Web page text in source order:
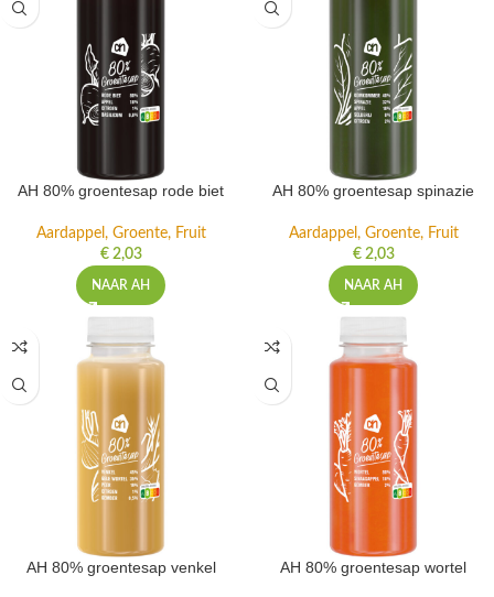
Aardappel, Groente, Fruit
€ 2,03
NAAR AH
Aardappel, Groente, Fruit
€ 2,03
NAAR AH